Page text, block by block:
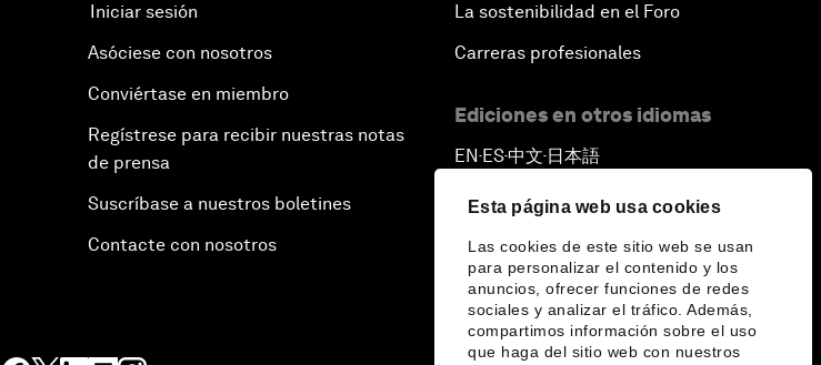
Esta página web usa cookies
Las cookies de este sitio web se usan
para personalizar el contenido y los
anuncios, ofrecer funciones de redes
sociales y analizar el tráfico. Además,
compartimos información sobre el uso
que haga del sitio web con nuestros
Iniciar sesión
Asóciese con nosotros
Conviértase en miembro
Regístrese para recibir nuestras notas
de prensa
Suscríbase a nuestros boletines
Contacte con nosotros
La sostenibilidad en el Foro
Carreras profesionales
Ediciones en otros idiomas
EN ▪ES▪中文▪ 日本語